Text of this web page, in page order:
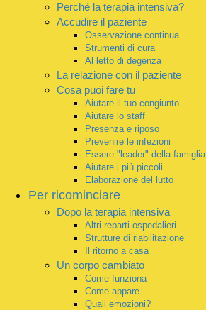
Perché la terapia intensiva?
Accudire il paziente
Osservazione continua
Strumenti di cura
Al letto di degenza
La relazione con il paziente
Cosa puoi fare tu
Aiutare il tuo congiunto
Aiutare lo staff
Presenza e riposo
Prevenire le infezioni
Essere "leader" della famiglia
Aiutare i più piccoli
Elaborazione del lutto
Per ricominciare
Dopo la terapia intensiva
Altri reparti ospedalieri
Strutture di riabilitazione
Il ritorno a casa
Un corpo cambiato
Come funziona
Come appare
Quali emozioni?